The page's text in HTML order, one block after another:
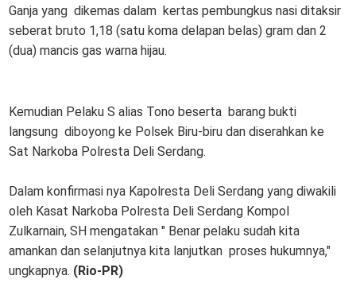
Ganja yang dikemas dalam kertas pembungkus nasi ditaksir
seberat bruto 1,18 (satu koma delapan belas) gram dan 2
(dua) mancis gas warna hijau.
Kemudian Pelaku S alias Tono beserta barang bukti
langsung diboyong ke Polsek Biru-biru dan diserahkan ke
Sat Narkoba Polresta Deli Serdang.
Dalam konfirmasi nya Kapolresta Deli Serdang yang diwakili
oleh Kasat Narkoba Polresta Deli Serdang Kompol
Zulkarnain, SH mengatakan " Benar pelaku sudah kita
amankan dan selanjutnya kita lanjutkan proses hukumnya,"
ungkapnya. (Rio-PR)